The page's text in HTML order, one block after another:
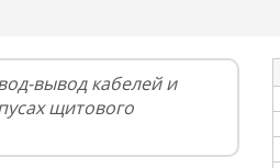
вывод кабелей и
щитового